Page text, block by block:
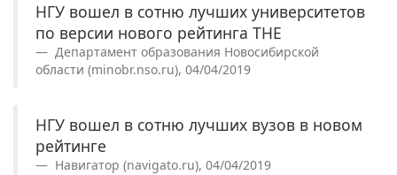
НГУ вошел в сотню лучших университетов
по версии нового рейтинга THE
Департамент образования Новосибирской
области (minobr.nso.ru), 04/04/2019
НГУ вошел в сотню лучших вузов в новом
рейтинге
Навигатор (navigato.ru), 04/04/2019